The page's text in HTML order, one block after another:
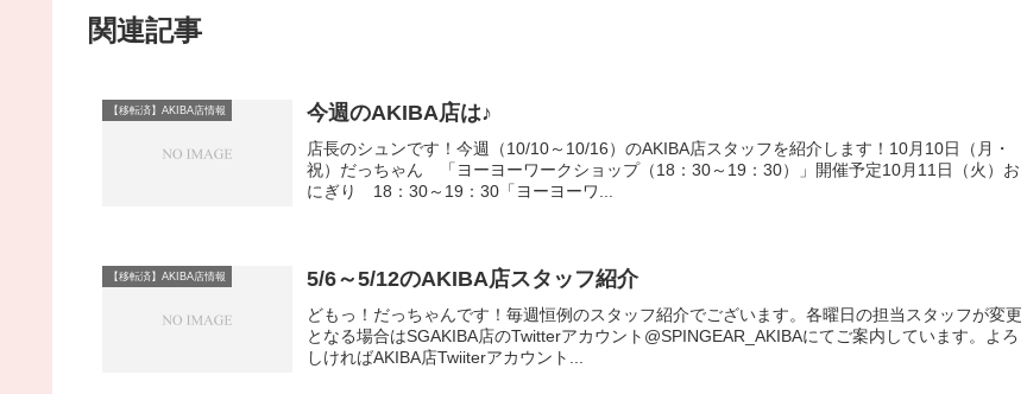
関連記事
【移転済】AKIBA店情報 今週のAKIBA店は♪
店長のシュンです！今週（10/10～10/16）のAKIBA店スタッフを紹介します！10月10日（月・
祝）だっちゃん 「ヨーヨーワークショップ（18：30～19：30）」開催予定10月11日（火）お
にぎり 18：30～19：30「ヨーヨーワ...
【移転済】AKIBA店情報 5/6～5/12のAKIBA店スタッフ紹介
どもっ！だっちゃんです！毎週恒例のスタッフ紹介でございます。各曜日の担当スタッフが変更
となる場合はSGAKIBA店のTwitterアカウント@SPINGEAR_AKIBAにてご案内しています。よろ
しければAKIBA店Twiiterアカウント...